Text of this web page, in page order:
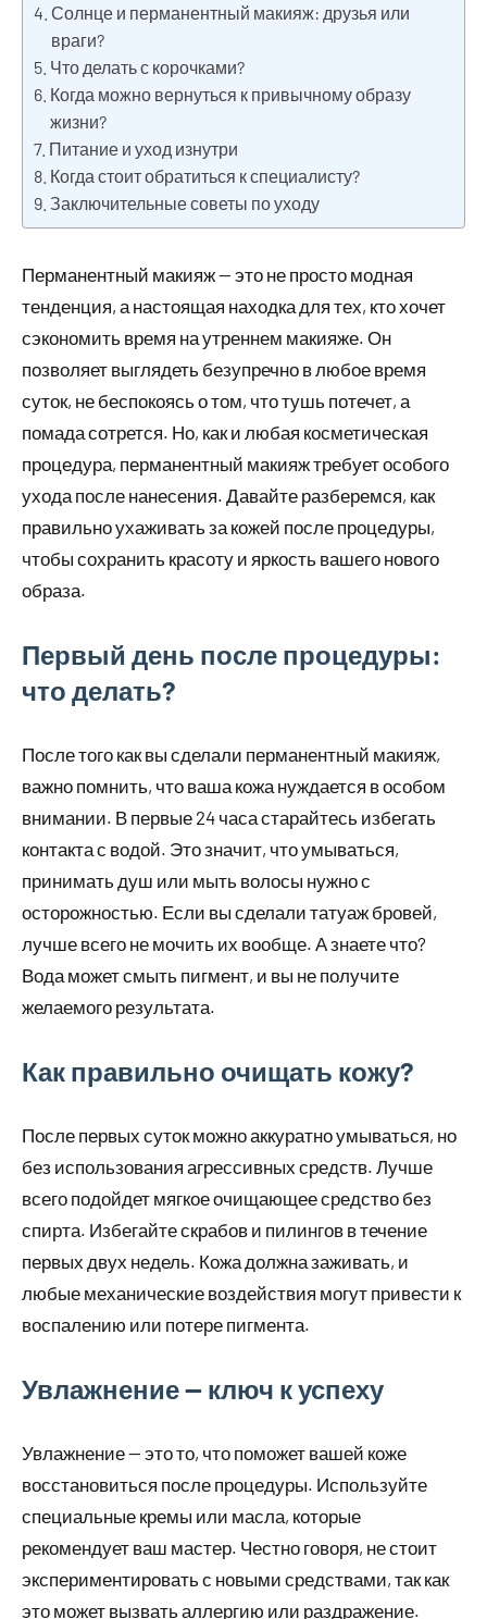
Солнце и перманентный макияж: друзья или
враги?
Что делать с корочками?
Когда можно вернуться к привычному образу
жизни?
Питание и уход изнутри
Когда стоит обратиться к специалисту?
Заключительные советы по уходу
Перманентный макияж — это не просто модная
тенденция, а настоящая находка для тех, кто хочет
сэкономить время на утреннем макияже. Он
позволяет выглядеть безупречно в любое время
суток, не беспокоясь о том, что тушь потечет, а
помада сотрется. Но, как и любая косметическая
процедура, перманентный макияж требует особого
ухода после нанесения. Давайте разберемся, как
правильно ухаживать за кожей после процедуры,
чтобы сохранить красоту и яркость вашего нового
образа.
Первый день после процедуры:
что делать?
После того как вы сделали перманентный макияж,
важно помнить, что ваша кожа нуждается в особом
внимании. В первые 24 часа старайтесь избегать
контакта с водой. Это значит, что умываться,
принимать душ или мыть волосы нужно с
осторожностью. Если вы сделали татуаж бровей,
лучше всего не мочить их вообще. А знаете что?
Вода может смыть пигмент, и вы не получите
желаемого результата.
Как правильно очищать кожу?
После первых суток можно аккуратно умываться, но
без использования агрессивных средств. Лучше
всего подойдет мягкое очищающее средство без
спирта. Избегайте скрабов и пилингов в течение
первых двух недель. Кожа должна заживать, и
любые механические воздействия могут привести к
воспалению или потере пигмента.
Увлажнение — ключ к успеху
Увлажнение — это то, что поможет вашей коже
восстановиться после процедуры. Используйте
специальные кремы или масла, которые
рекомендует ваш мастер. Честно говоря, не стоит
экспериментировать с новыми средствами, так как
это может вызвать аллергию или раздражение.